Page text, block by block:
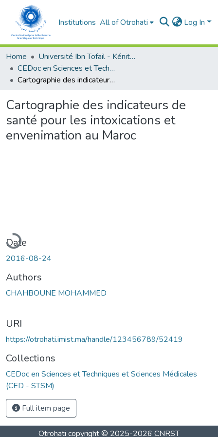
Institutions All of Otrohati Log In
Home
Université Ibn Tofail - Kénitra
CEDoc en Sciences et Techniques et Sciences Médicales (CED - STSM)
Cartographie des indicateurs de santé pour les intoxications et envenimation au Maroc
Cartographie des indicateurs de
santé pour les intoxications et
envenimation au Maroc
Date
2016-08-24
Authors
CHAHBOUNE MOHAMMED
URI
https://otrohati.imist.ma/handle/123456789/52419
Collections
CEDoc en Sciences et Techniques et Sciences Médicales
(CED - STSM)
Full item page
Otrohati copyright © 2025-2026 CNRST